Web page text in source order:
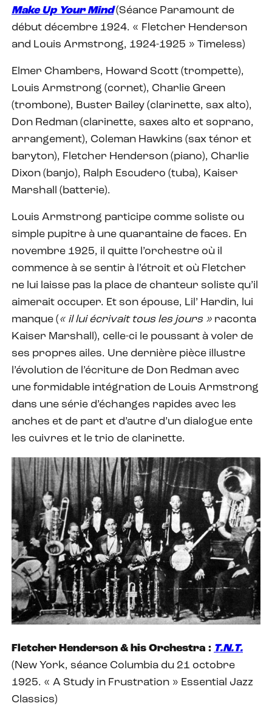
Make Up Your Mind (Séance Paramount de
début décembre 1924. « Fletcher Henderson
and Louis Armstrong, 1924-1925 » Timeless)
Elmer Chambers, Howard Scott (trompette),
Louis Armstrong (cornet), Charlie Green
(trombone), Buster Bailey (clarinette, sax alto),
Don Redman (clarinette, saxes alto et soprano,
arrangement), Coleman Hawkins (sax ténor et
baryton), Fletcher Henderson (piano), Charlie
Dixon (banjo), Ralph Escudero (tuba), Kaiser
Marshall (batterie).
Louis Armstrong participe comme soliste ou
simple pupitre à une quarantaine de faces. En
novembre 1925, il quitte l’orchestre où il
commence à se sentir à l’étroit et où Fletcher
ne lui laisse pas la place de chanteur soliste qu’il
aimerait occuper. Et son épouse, Lil’ Hardin, lui
manque (« il lui écrivait tous les jours » raconta
Kaiser Marshall), celle-ci le poussant à voler de
ses propres ailes. Une dernière pièce illustre
l’évolution de l’écriture de Don Redman avec
une formidable intégration de Louis Armstrong
dans une série d’échanges rapides avec les
anches et de part et d’autre d’un dialogue ente
les cuivres et le trio de clarinette.
Fletcher Henderson & his Orchestra : T.N.T.
(New York, séance Columbia du 21 octobre
1925. « A Study in Frustration » Essential Jazz
Classics)